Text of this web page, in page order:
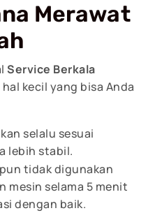
Merawat
Service Berkala
kecil yang bisa Anda
selalu sesuai
lebih stabil.
tidak digunakan
mesin selama 5 menit
dengan baik.